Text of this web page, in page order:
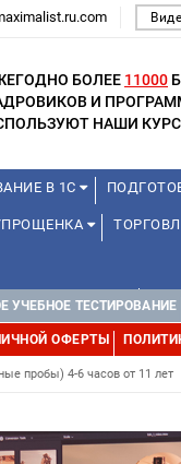
БОЛЕЕ 11000
И
НАШИ
В 1С
ШКОЛЬНИКОВ
УЧЕБНОЕ ТЕСТИРОВАНИЕ
ОФЕРТЫ
пробы) 4-6 часов от 11 лет